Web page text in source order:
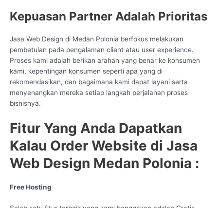
Kepuasan Partner Adalah Prioritas
Jasa Web Design di Medan Polonia berfokus melakukan
pembetulan pada pengalaman client atau user experience.
Proses kami adalah berikan arahan yang benar ke konsumen
kami, kepentingan konsumen seperti apa yang di
rekomendasikan, dan bagaimana kami dapat layani serta
menyenangkan mereka setiap langkah perjalanan proses
bisnisnya.
Fitur Yang Anda Dapatkan
Kalau Order Website di Jasa
Web Design Medan Polonia :
Free Hosting